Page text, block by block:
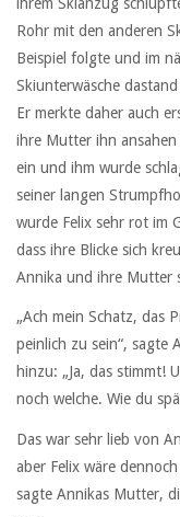
Rohr mit den anderen
Beispiel folgte und im
Skiunterwäsche
Er merkte daher auch
ihre Mutter ihn
ein und ihm wurde
seiner langen
wurde Felix sehr rot im
dass ihre Blicke sich
Annika und ihre Mutter
„Ach mein Schatz, das
peinlich zu sein“,
hinzu: „Ja, das stimmt!
noch welche. Wie du
Das war sehr lieb von
aber Felix wäre
sagte Annikas Mutter,